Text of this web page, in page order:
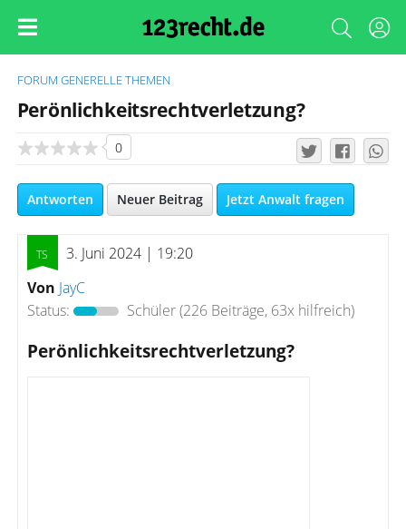
FORUM GENERELLE THEMEN
Perönlichkeitsrechtverletzung?
0
Antworten Neuer Beitrag Jetzt Anwalt fragen
3. Juni 2024 | 19:20
Von JayC
Status:
Schüler(226 Beiträge, 63x hilfreich)
Perönlichkeitsrechtverletzung?